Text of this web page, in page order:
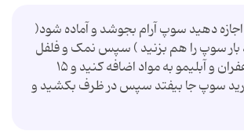
ساعت اجازه دهید سوپ آرام بجوشد و آماده شود(
سوپ را هم بزنید ) سپس نمک و فلفل
را اندازه کرده و زعفران و آبلیمو به مواد اضافه كنید و ۱۵
سوپ جا بیفتد سپس در ظرف بکشید و